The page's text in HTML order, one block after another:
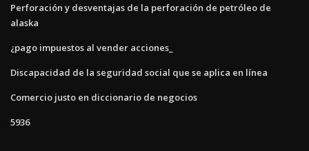
Perforación y desventajas de la perforación de petróleo de
alaska
¿pago impuestos al vender acciones_
Discapacidad de la seguridad social que se aplica en línea
Comercio justo en diccionario de negocios
5936